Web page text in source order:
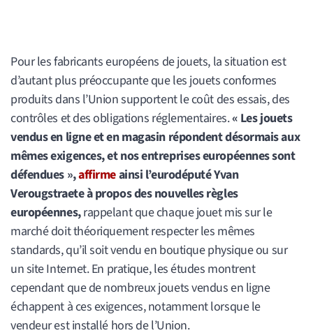
Pour les fabricants européens de jouets, la situation est
d’autant plus préoccupante que les jouets conformes
produits dans l’Union supportent le coût des essais, des
contrôles et des obligations réglementaires.« Les jouets
vendus en ligne et en magasin répondent désormais aux
mêmes exigences, et nos entreprises européennes sont
défendues »,affirmeainsi l’eurodéputé Yvan
Verougstraete à propos des nouvelles règles
européennes,rappelant que chaque jouet mis sur le
marché doit théoriquement respecter les mêmes
standards, qu’il soit vendu en boutique physique ou sur
un site Internet. En pratique, les études montrent
cependant que de nombreux jouets vendus en ligne
échappent à ces exigences, notamment lorsque le
vendeur est installé hors de l’Union.